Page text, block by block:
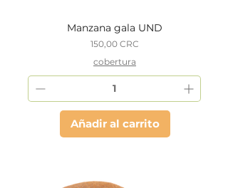
Manzana gala UND
Precio
150,00 CRC
cobertura
Añadir al carrito